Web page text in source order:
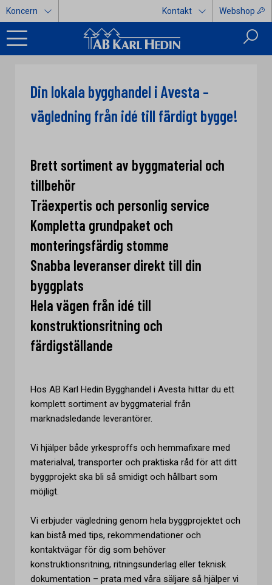
Koncern Kontakt Webshop
Din lokala bygghandel i Avesta –
vägledning från idé till färdigt bygge!
Brett sortiment av byggmaterial och
tillbehör
Träexpertis och personlig service
Kompletta grundpaket och
monteringsfärdig stomme
Snabba leveranser direkt till din
byggplats
Hela vägen från idé till
konstruktionsritning och
färdigställande
Hos AB Karl Hedin Bygghandel i Avesta hittar du ett
komplett sortiment av byggmaterial från
marknadsledande leverantörer.
Vi hjälper både yrkesproffs och hemmafixare med
materialval, transporter och praktiska råd för att ditt
byggprojekt ska bli så smidigt och hållbart som
möjligt.
Vi erbjuder vägledning genom hela byggprojektet och
kan bistå med tips, rekommendationer och
kontaktvägar för dig som behöver
konstruktionsritning, ritningsunderlag eller teknisk
dokumentation – prata med våra säljare så hjälper vi